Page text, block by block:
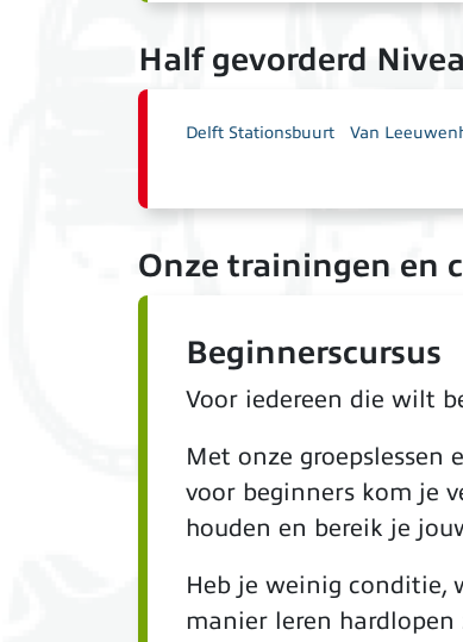
Half gevorderd
Delft Stationsbuurt Van
Onze trainingen en
Beginnerscursus
Voor iedereen die wilt
Met onze groepslessen
voor beginners kom je
houden en bereik je
Heb je weinig conditie,
manier leren hardlopen